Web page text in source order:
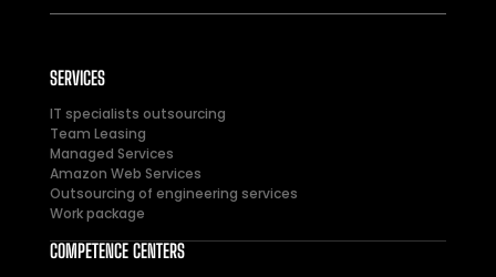
SERVICES
IT specialists outsourcing
Team Leasing
Managed Services
Amazon Web Services
Outsourcing of engineering services
Work package
COMPETENCE CENTERS